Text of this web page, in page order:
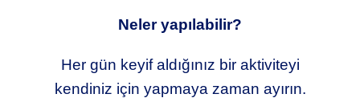
Neler yapılabilir?
Her gün keyif aldığınız bir aktiviteyi
kendiniz için yapmaya zaman ayırın.